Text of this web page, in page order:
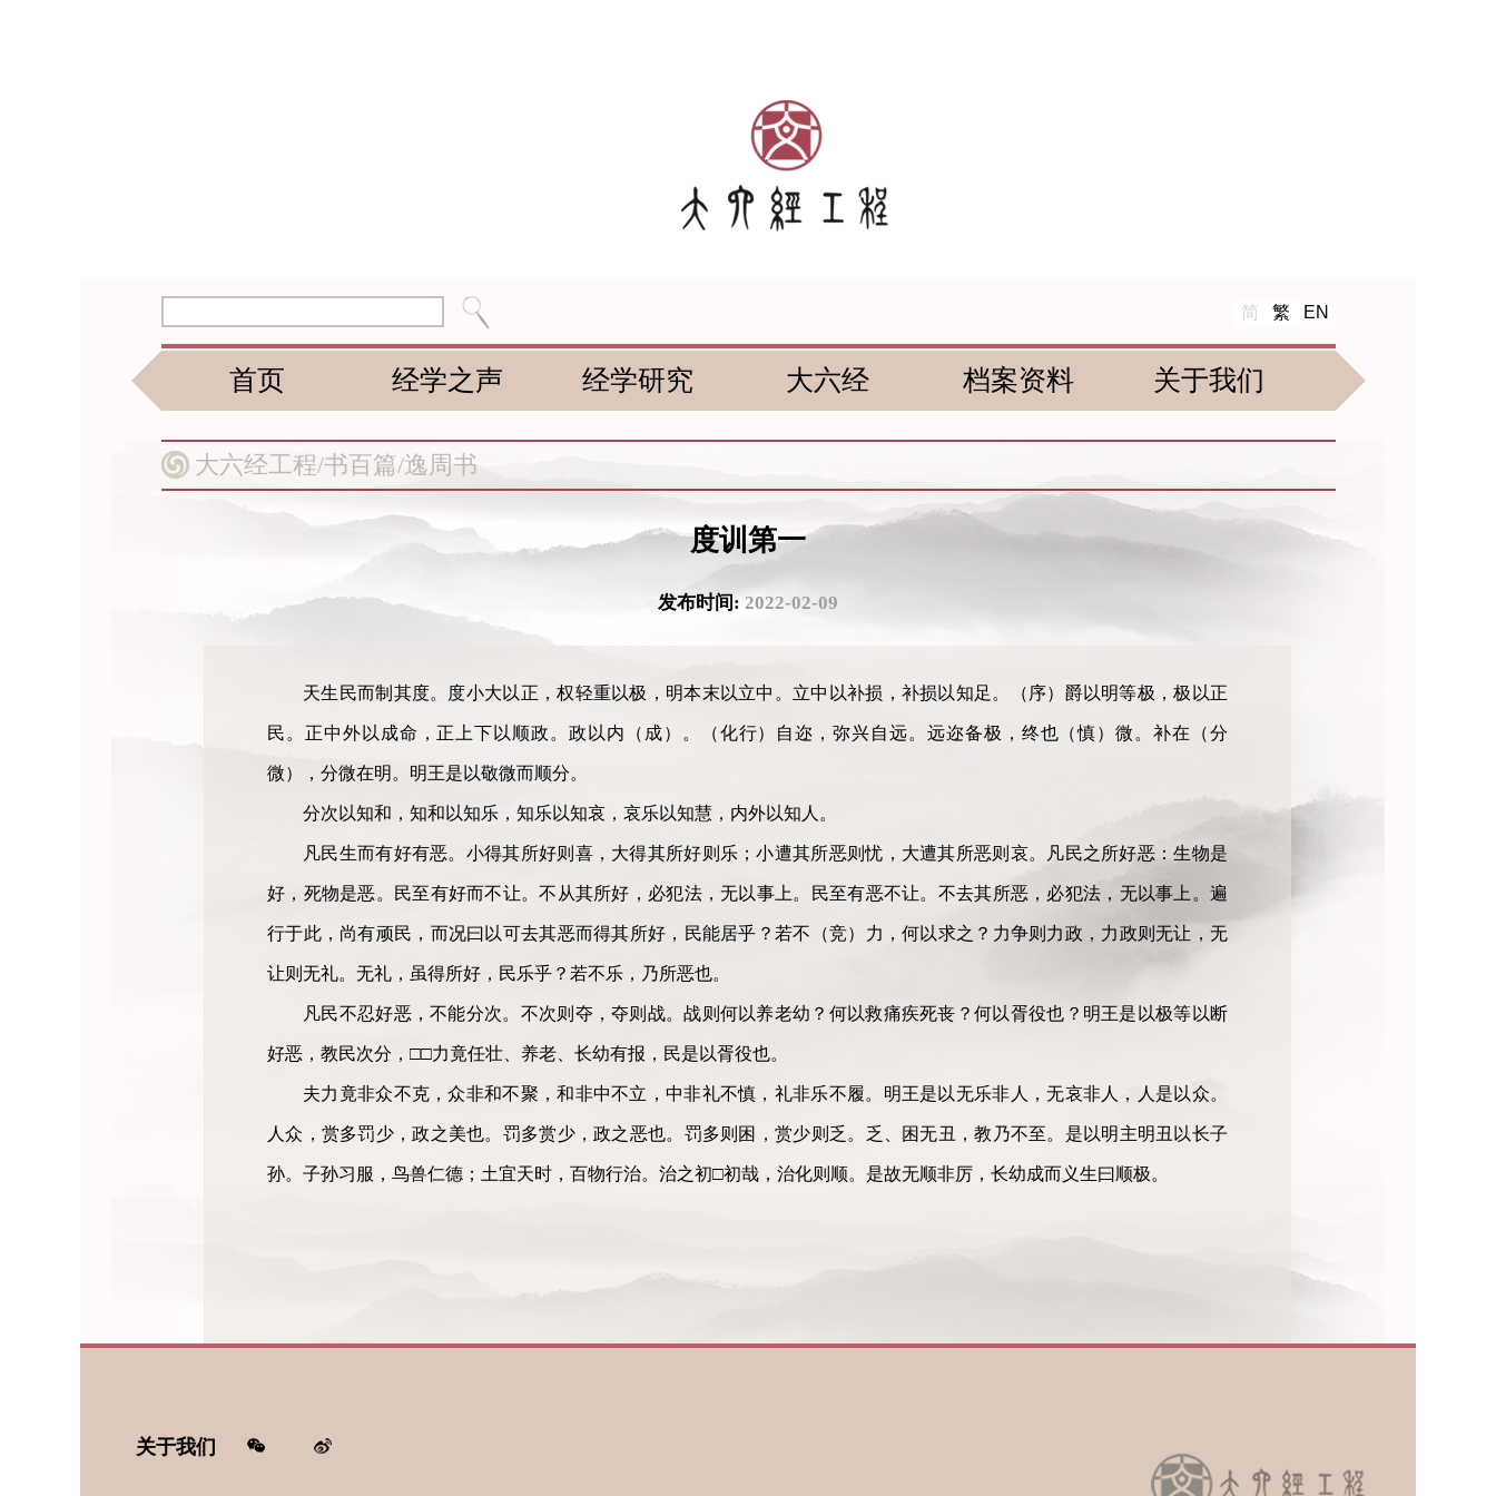
简 繁 EN
首页 经学之声 经学研究 大六经 档案资料 关于我们
大六经工程/书百篇/逸周书
度训第一
发布时间: 2022-02-09
天生民而制其度。度小大以正，权轻重以极，明本末以立中。立中以补损，补损以知足。（序）爵以明等极，极以正
民。正中外以成命，正上下以顺政。政以内（成）。（化行）自迩，弥兴自远。远迩备极，终也（慎）微。补在（分
微），分微在明。明王是以敬微而顺分。
分次以知和，知和以知乐，知乐以知哀，哀乐以知慧，内外以知人。
凡民生而有好有恶。小得其所好则喜，大得其所好则乐；小遭其所恶则忧，大遭其所恶则哀。凡民之所好恶：生物是
好，死物是恶。民至有好而不让。不从其所好，必犯法，无以事上。民至有恶不让。不去其所恶，必犯法，无以事上。遍
行于此，尚有顽民，而况曰以可去其恶而得其所好，民能居乎？若不（竞）力，何以求之？力争则力政，力政则无让，无
让则无礼。无礼，虽得所好，民乐乎？若不乐，乃所恶也。
凡民不忍好恶，不能分次。不次则夺，夺则战。战则何以养老幼？何以救痛疾死丧？何以胥役也？明王是以极等以断
好恶，教民次分，□□力竟任壮、养老、长幼有报，民是以胥役也。
夫力竟非众不克，众非和不聚，和非中不立，中非礼不慎，礼非乐不履。明王是以无乐非人，无哀非人，人是以众。
人众，赏多罚少，政之美也。罚多赏少，政之恶也。罚多则困，赏少则乏。乏、困无丑，教乃不至。是以明主明丑以长子
孙。子孙习服，鸟兽仁德；土宜天时，百物行治。治之初□初哉，治化则顺。是故无顺非厉，长幼成而义生曰顺极。
关于我们